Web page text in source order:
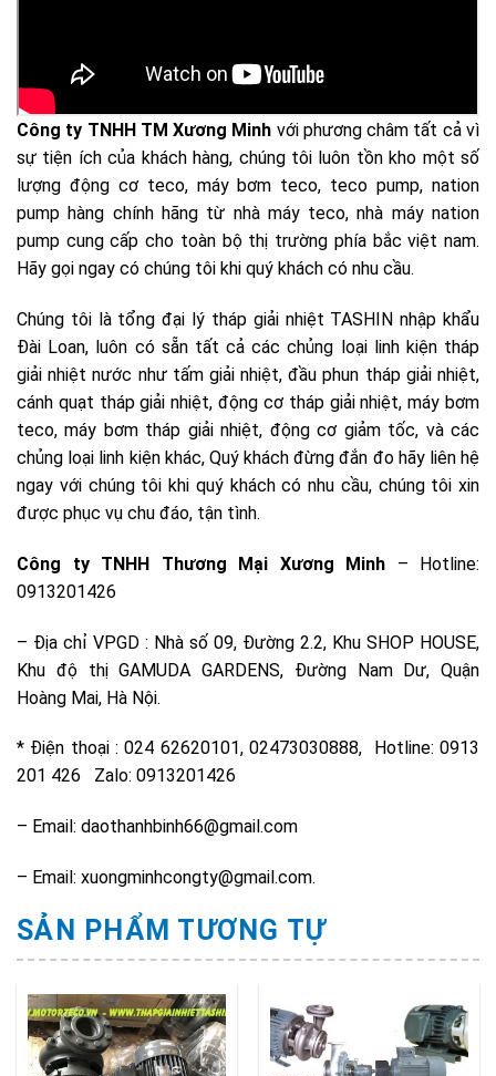
Công ty TNHH TM Xương Minh với phương châm tất cả vì
sự tiện ích của khách hàng, chúng tôi luôn tồn kho một số
lượng động cơ teco, máy bơm teco, teco pump, nation
pump hàng chính hãng từ nhà máy teco, nhà máy nation
pump cung cấp cho toàn bộ thị trường phía bắc việt nam.
Hãy gọi ngay có chúng tôi khi quý khách có nhu cầu.
Chúng tôi là tổng đại lý tháp giải nhiệt TASHIN nhập khẩu
Đài Loan, luôn có sẵn tất cả các chủng loại linh kiện tháp
giải nhiệt nước như tấm giải nhiệt, đầu phun tháp giải nhiệt,
cánh quạt tháp giải nhiệt, động cơ tháp giải nhiệt, máy bơm
teco, máy bơm tháp giải nhiệt, động cơ giảm tốc, và các
chủng loại linh kiện khác, Quý khách đừng đắn đo hãy liên hệ
ngay với chúng tôi khi quý khách có nhu cầu, chúng tôi xin
được phục vụ chu đáo, tận tình.
Công ty TNHH Thương Mại Xương Minh – Hotline:
0913201426
– Địa chỉ VPGD : Nhà số 09, Đường 2.2, Khu SHOP HOUSE,
Khu độ thị GAMUDA GARDENS, Đường Nam Dư, Quận
Hoàng Mai, Hà Nội.
* Điện thoại : 024 62620101, 02473030888, Hotline: 0913
201 426 Zalo: 0913201426
– Email: daothanhbinh66@gmail.com
– Email: xuongminhcongty@gmail.com.
SẢN PHẨM TƯƠNG TỰ